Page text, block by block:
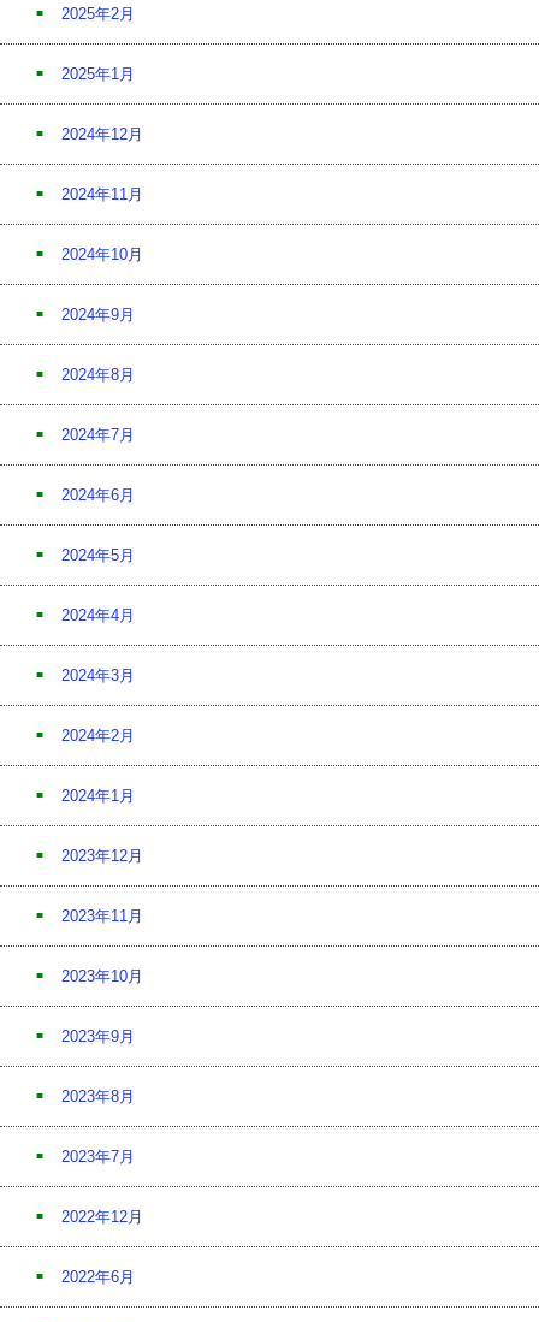
2025年2月
2025年1月
2024年12月
2024年11月
2024年10月
2024年9月
2024年8月
2024年7月
2024年6月
2024年5月
2024年4月
2024年3月
2024年2月
2024年1月
2023年12月
2023年11月
2023年10月
2023年9月
2023年8月
2023年7月
2022年12月
2022年6月